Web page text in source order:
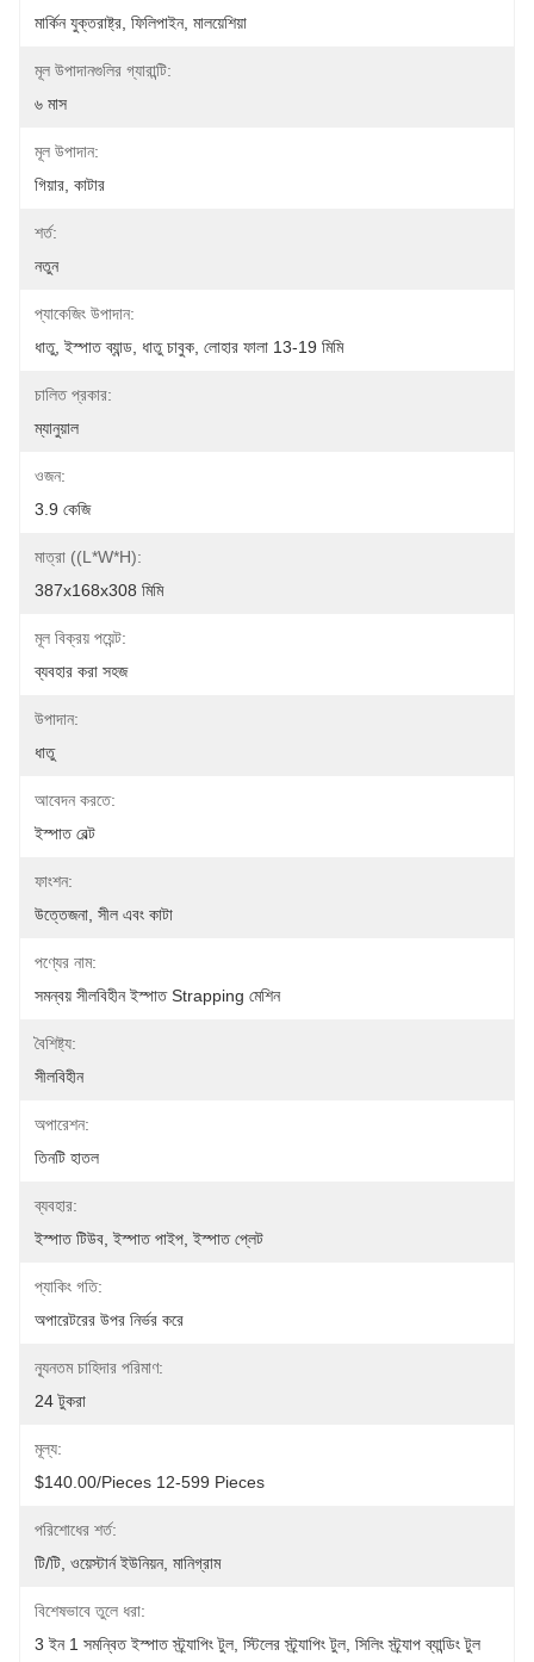
মার্কিন যুক্তরাষ্ট্র, ফিলিপাইন, মালয়েশিয়া
মূল উপাদানগুলির গ্যারান্টি:
৬ মাস
মূল উপাদান:
গিয়ার, কাটার
শর্ত:
নতুন
প্যাকেজিং উপাদান:
ধাতু, ইস্পাত ব্যান্ড, ধাতু চাবুক, লোহার ফালা 13-19 মিমি
চালিত প্রকার:
ম্যানুয়াল
ওজন:
3.9 কেজি
মাত্রা ((L*W*H):
387x168x308 মিমি
মূল বিক্রয় পয়েন্ট:
ব্যবহার করা সহজ
উপাদান:
ধাতু
আবেদন করতে:
ইস্পাত বেল্ট
ফাংশন:
উত্তেজনা, সীল এবং কাটা
পণ্যের নাম:
সমন্বয় সীলবিহীন ইস্পাত Strapping মেশিন
বৈশিষ্ট্য:
সীলবিহীন
অপারেশন:
তিনটি হাতল
ব্যবহার:
ইস্পাত টিউব, ইস্পাত পাইপ, ইস্পাত প্লেট
প্যাকিং গতি:
অপারেটরের উপর নির্ভর করে
ন্যূনতম চাহিদার পরিমাণ:
24 টুকরা
মূল্য:
$140.00/pieces 12-599 Pieces
পরিশোধের শর্ত:
টি/টি, ওয়েস্টার্ন ইউনিয়ন, মানিগ্রাম
বিশেষভাবে তুলে ধরা:
3 ইন 1 সমন্বিত ইস্পাত স্ট্র্যাপিং টুল স্টিলের স্ট্র্যাপিং টুল সিলিং স্ট্র্যাপ ব্যান্ডিং টুল